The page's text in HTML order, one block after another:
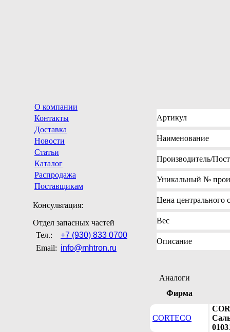
О компании
Контакты
Доставка
Новости
Статьи
Каталог
Распродажа
Поставщикам
Консультация:
Отдел запасных частей
Тел.:
+7 (930) 833 0700
Email: info@mhtron.ru
Артикул
Наименование
Производитель/
Уникальный №
Цена центрального
Вес
Описание
Аналоги
Фирма
CORTECO